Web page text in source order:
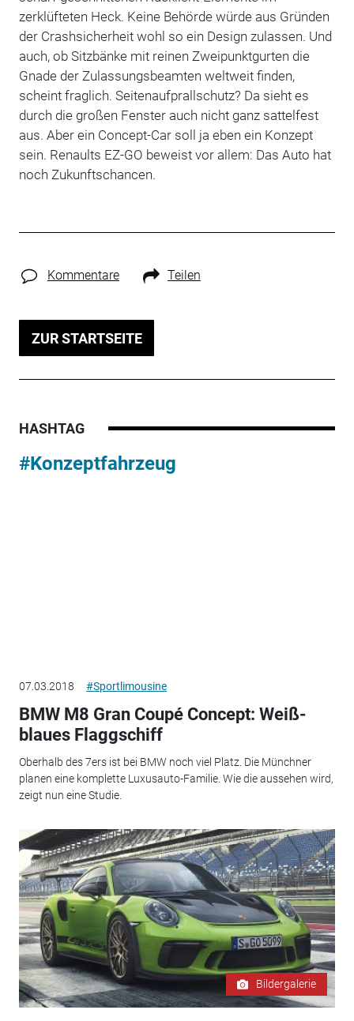
zerklüfteten Heck. Keine Behörde würde aus Gründen
der Crashsicherheit wohl so ein Design zulassen. Und
auch, ob Sitzbänke mit reinen Zweipunktgurten die
Gnade der Zulassungsbeamten weltweit finden,
scheint fraglich. Seitenaufprallschutz? Da sieht es
durch die großen Fenster auch nicht ganz sattelfest
aus. Aber ein Concept-Car soll ja eben ein Konzept
sein. Renaults EZ-GO beweist vor allem: Das Auto hat
noch Zukunftschancen.
Kommentare Teilen
ZUR STARTSEITE
HASHTAG
#Konzeptfahrzeug
07.03.2018 #Sportlimousine
BMW M8 Gran Coupé Concept: Weiß-
blaues Flaggschiff
Oberhalb des 7ers ist bei BMW noch viel Platz. Die Münchner
planen eine komplette Luxusauto-Familie. Wie die aussehen wird,
zeigt nun eine Studie.
Bildergalerie